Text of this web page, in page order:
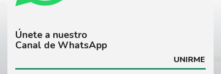
Únete a nuestro
Canal de WhatsApp
UNIRME